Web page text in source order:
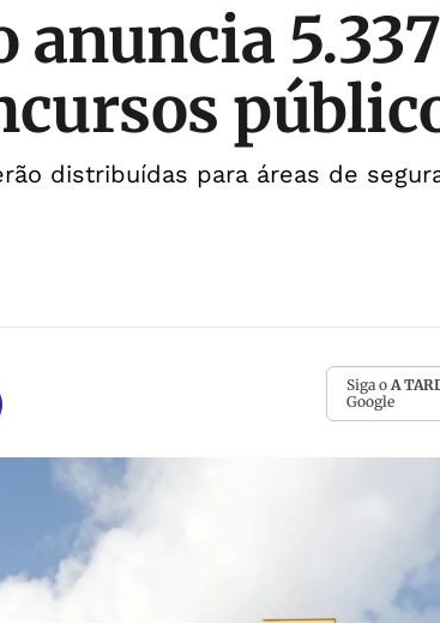
anuncia
distribuídas para áreas de
Siga o A
Google